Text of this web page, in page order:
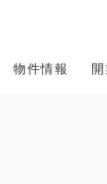
物件情報